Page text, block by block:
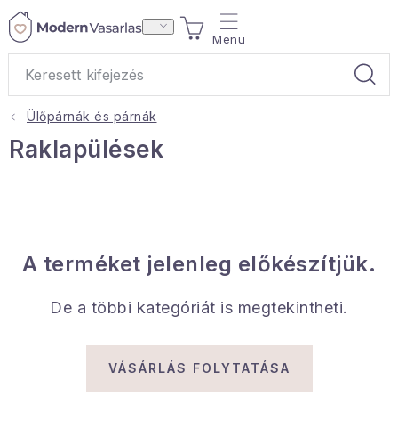
Ugrás
KOSÁR
Ajándékok
Lakástextil
Háztartás
Hobbi és kert
Ülőpárnák és párnák
Raklapülések
A terméket jelenleg előkészítjük.
De a többi kategóriát is megtekintheti.
VÁSÁRLÁS FOLYTATÁSA